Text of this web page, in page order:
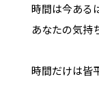
時間は今ある
あなたの気持
時間だけは皆